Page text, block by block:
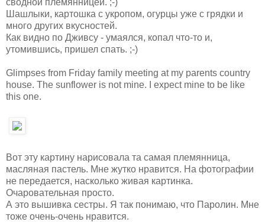
Шашлыки, картошка с укропом, огурцы уже с грядки и
много других вкусностей.
Как видно по Дживсу - умаялся, копал что-то и,
утомившись, пришел спать. ;-)
Glimpses from Friday family meeting at my parents country
house. The sunflower is not mine. I expect mine to be like
this one.
Вот эту картину нарисовала та самая племянница,
масляная пастель. Мне жутко нравится. На фотографии
не передается, насколько живая картинка.
Очаровательная просто.
А это вышивка сестры. Я так понимаю, что Паролин. Мне
тоже очень-очень нравится.